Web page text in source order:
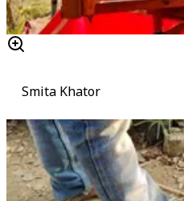
Smita Khator